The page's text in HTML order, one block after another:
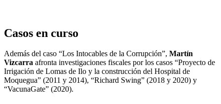
Casos en curso
Además del caso “Los Intocables de la Corrupción”, Martín
Vizcarra afronta investigaciones fiscales por los casos “Proyecto de
Irrigación de Lomas de Ilo y la construcción del Hospital de
Moquegua” (2011 y 2014), “Richard Swing” (2018 y 2020) y
“VacunaGate” (2020).